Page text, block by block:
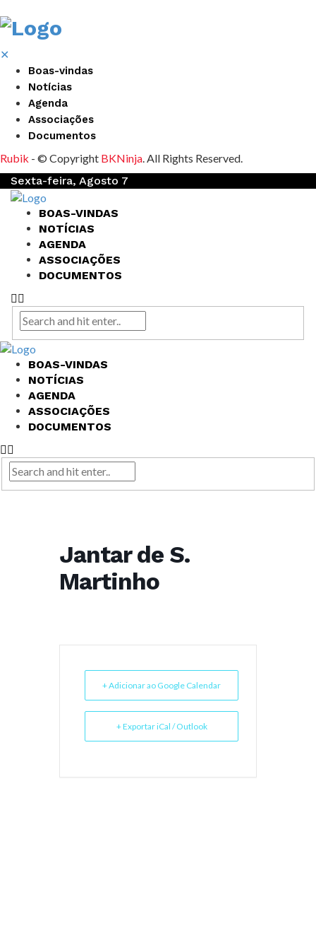
✕
Boas-vindas
Notícias
Agenda
Associações
Documentos
Rubik - © Copyright BKNinja. All Rights Reserved.
Sexta-feira, Agosto 7
BOAS-VINDAS
NOTÍCIAS
AGENDA
ASSOCIAÇÕES
DOCUMENTOS
BOAS-VINDAS
NOTÍCIAS
AGENDA
ASSOCIAÇÕES
DOCUMENTOS
Jantar de S.
Martinho
+ Adicionar ao Google Calendar
+ Exportar iCal / Outlook